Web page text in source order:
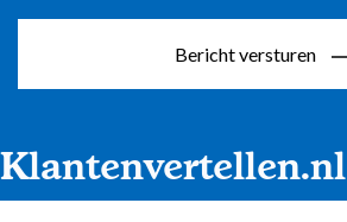
Bericht versturen
Klantenvertellen.nl